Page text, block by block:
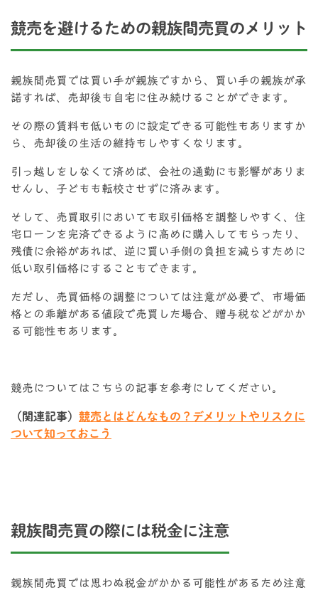
競売を避けるための親族間売買のメリット
親族間売買では買い手が親族ですから、買い手の親族が承
諾すれば、売却後も自宅に住み続けることができます。
その際の賃料も低いものに設定できる可能性もありますか
ら、売却後の生活の維持もしやすくなります。
引っ越しをしなくて済めば、会社の通勤にも影響がありま
せんし、子どもも転校させずに済みます。
そして、売買取引においても取引価格を調整しやすく、住
宅ローンを完済できるように高めに購入してもらったり、
残債に余裕があれば、逆に買い手側の負担を減らすために
低い取引価格にすることもできます。
ただし、売買価格の調整については注意が必要で、市場価
格との乖離がある値段で売買した場合、贈与税などがかか
る可能性もあります。
競売についてはこちらの記事を参考にしてください。
（関連記事） 競売とはどんなもの？デメリットやリスクに
ついて知っておこう
親族間売買の際には税金に注意
親族間売買では思わぬ税金がかかる可能性があるため注意